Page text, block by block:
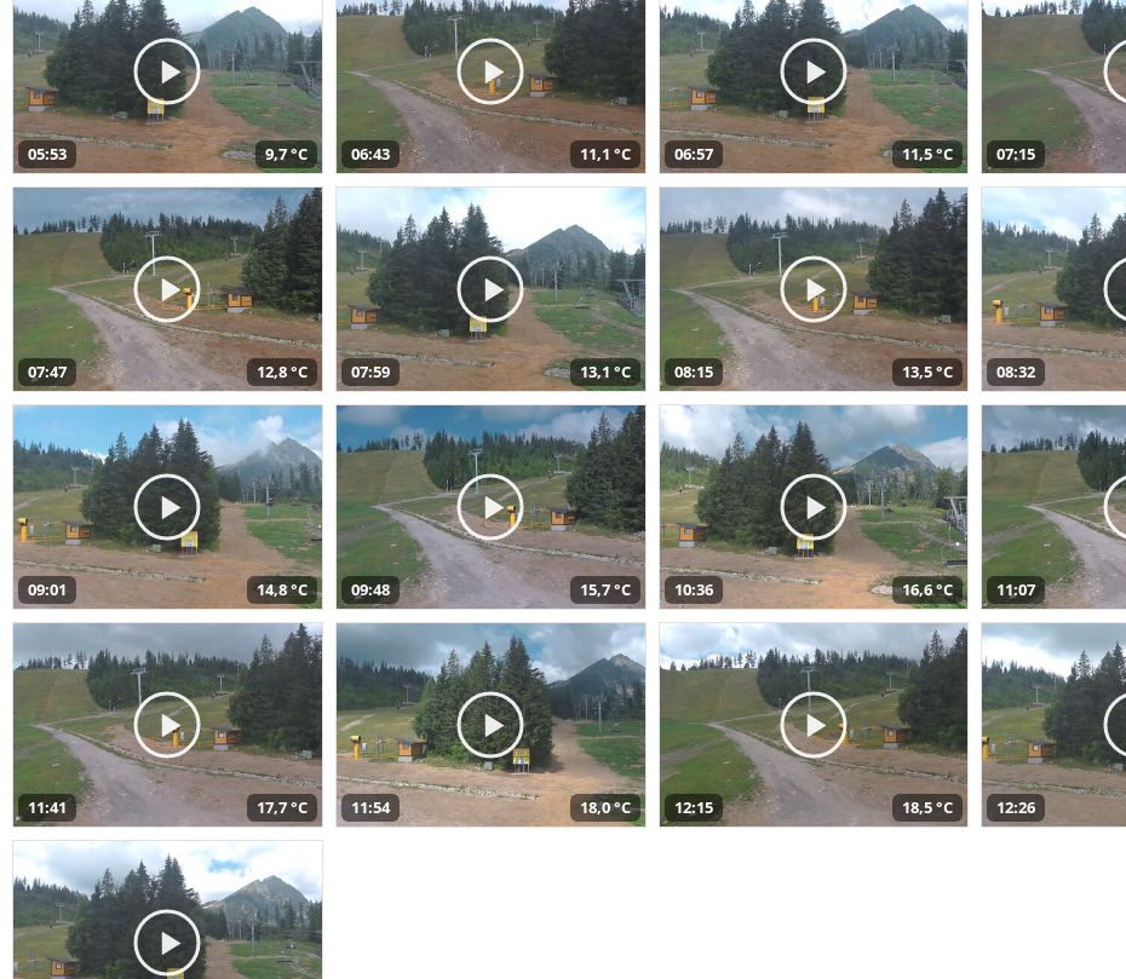
05:53 9,7 °C 06:43 11,1 °C 06:57 11,5 °C 07:15
07:47 12,8 °C 07:59 13,1 °C 08:15 13,5 °C 08:32
09:01 14,8 °C 09:48 15,7 °C 10:36 16,6 °C 11:07
11:41 17,7 °C 11:54 18,0 °C 12:15 18,5 °C 12:26